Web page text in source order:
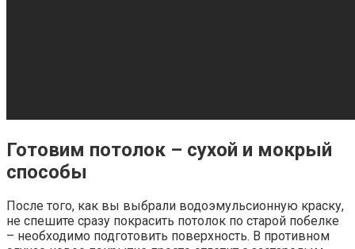
Готовим потолок – сухой и мокрый
способы
После того, как вы выбрали водоэмульсионную краску,
не спешите сразу покрасить потолок по старой побелке
– необходимо подготовить поверхность. В противном